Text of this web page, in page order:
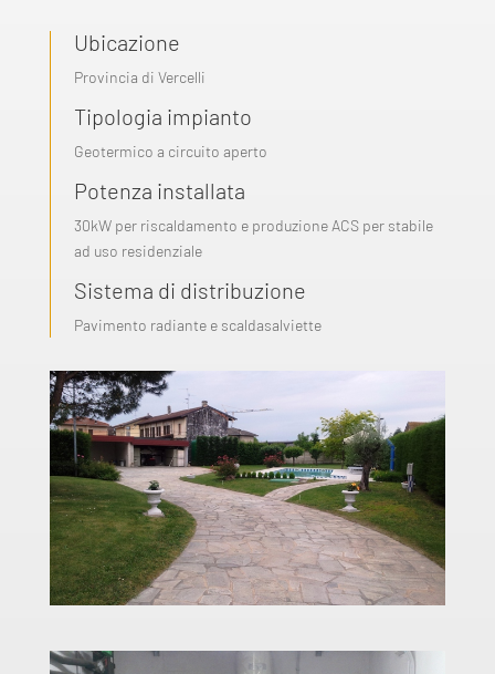
Ubicazione
Provincia di Vercelli
Tipologia impianto
Geotermico a circuito aperto
Potenza installata
30kW per riscaldamento e produzione ACS per stabile
ad uso residenziale
Sistema di distribuzione
Pavimento radiante e scaldasalviette